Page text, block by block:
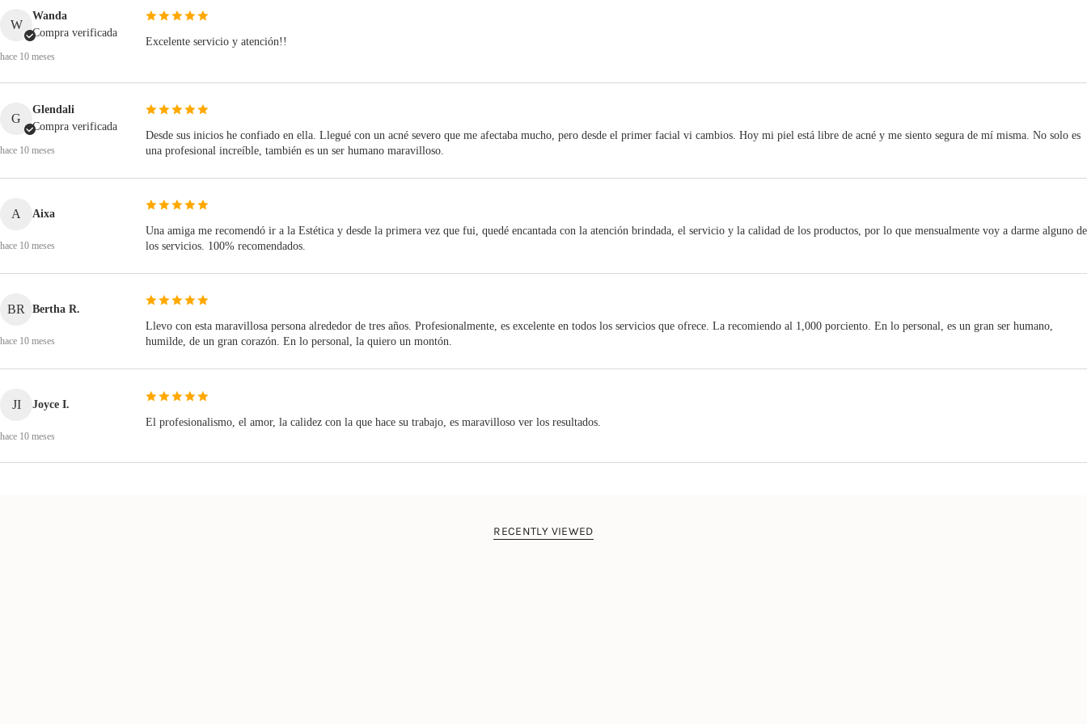
W
Wanda
Compra verificada
hace 10 meses
Excelente servicio y atención!!
G
Glendali
Compra verificada
hace 10 meses
Desde sus inicios he confiado en ella. Llegué con un acné severo que me afectaba mucho, pero desde el primer facial vi cambios. Hoy mi piel está libre de acné y me siento segura de mí misma. No solo es
una profesional increíble, también es un ser humano maravilloso.
A Aixa
hace 10 meses
Una amiga me recomendó ir a la Estética y desde la primera vez que fui, quedé encantada con la atención brindada, el servicio y la calidad de los productos, por lo que mensualmente voy a darme alguno de
los servicios. 100% recomendados.
BR Bertha R.
hace 10 meses
Llevo con esta maravillosa persona alrededor de tres años. Profesionalmente, es excelente en todos los servicios que ofrece. La recomiendo al 1,000 porciento. En lo personal, es un gran ser humano,
humilde, de un gran corazón. En lo personal, la quiero un montón.
JI Joyce I.
hace 10 meses
El profesionalismo, el amor, la calidez con la que hace su trabajo, es maravilloso ver los resultados.
RECENTLY VIEWED